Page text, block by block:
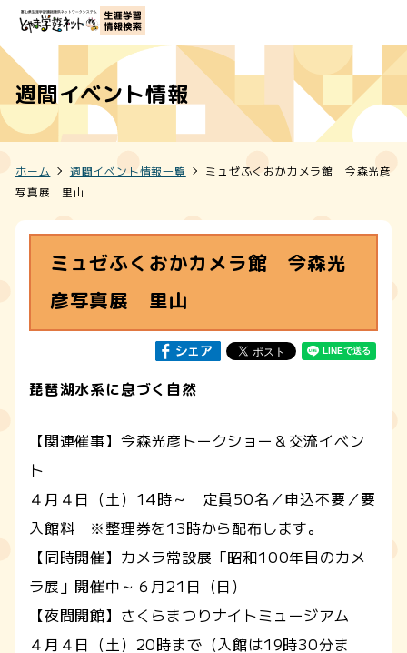
週間イベント情報
ホーム 週間イベント情報一覧
ミュゼふくおかカメラ館 今森光彦
写真展 里山
ミュゼふくおかカメラ館 今森光
彦写真展 里山
琵琶湖水系に息づく自然
【関連催事】今森光彦トークショー＆交流イベン
ト
４月４日（土）14時～ 定員50名／申込不要／要
入館料 ※整理券を13時から配布します。
【同時開催】カメラ常設展「昭和100年目のカメ
ラ展」開催中～６月21日（日）
【夜間開館】さくらまつりナイトミュージアム
４月４日（土）20時まで（入館は19時30分ま